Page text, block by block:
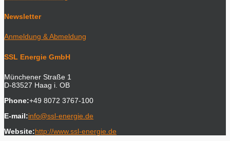
Newsletter
Anmeldung & Abmeldung
SSL Energie GmbH
Münchener Straße 1
D-83527 Haag i. OB
Phone:+49 8072 3767-100
E-mail:info@ssl-energie.de
Website:http://www.ssl-energie.de